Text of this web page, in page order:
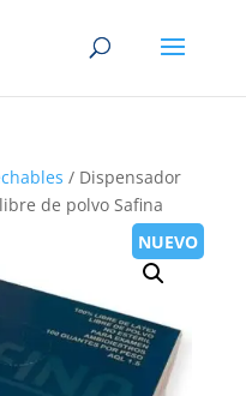
/ Dispensador
de polvo Safina
NUEVO